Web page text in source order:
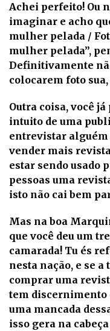
Achei perfeito! Ou
imaginar e acho
mulher pelada /
mulher pelada”,
Definitivamente
colocarem foto
Outra coisa, você
intuito de uma
entrevistar alguém
vender mais
estar sendo usado
pessoas uma
isto não cai bem
Mas na boa
que você deu um
camarada! Tu és
nesta nação, e se
comprar uma
tem discernimento
uma mancada
isso gera na